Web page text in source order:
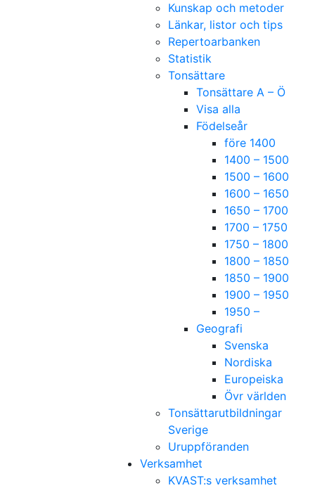
Kunskap och metoder
Länkar, listor och tips
Repertoarbanken
Statistik
Tonsättare
Tonsättare A – Ö
Visa alla
Födelseår
före 1400
1400 – 1500
1500 – 1600
1600 – 1650
1650 – 1700
1700 – 1750
1750 – 1800
1800 – 1850
1850 – 1900
1900 – 1950
1950 –
Geografi
Svenska
Nordiska
Europeiska
Övr världen
Tonsättarutbildningar
Sverige
Uruppföranden
Verksamhet
KVAST:s verksamhet